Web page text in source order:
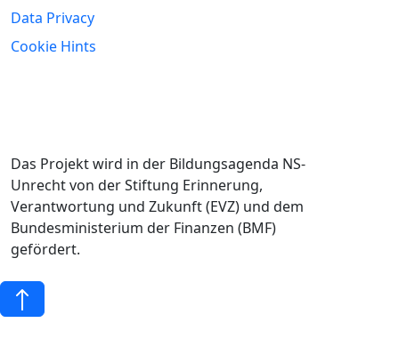
Data Privacy
Cookie Hints
Das Projekt wird in der Bildungsagenda NS-
Unrecht von der Stiftung Erinnerung,
Verantwortung und Zukunft (EVZ) und dem
Bundesministerium der Finanzen (BMF)
gefördert.